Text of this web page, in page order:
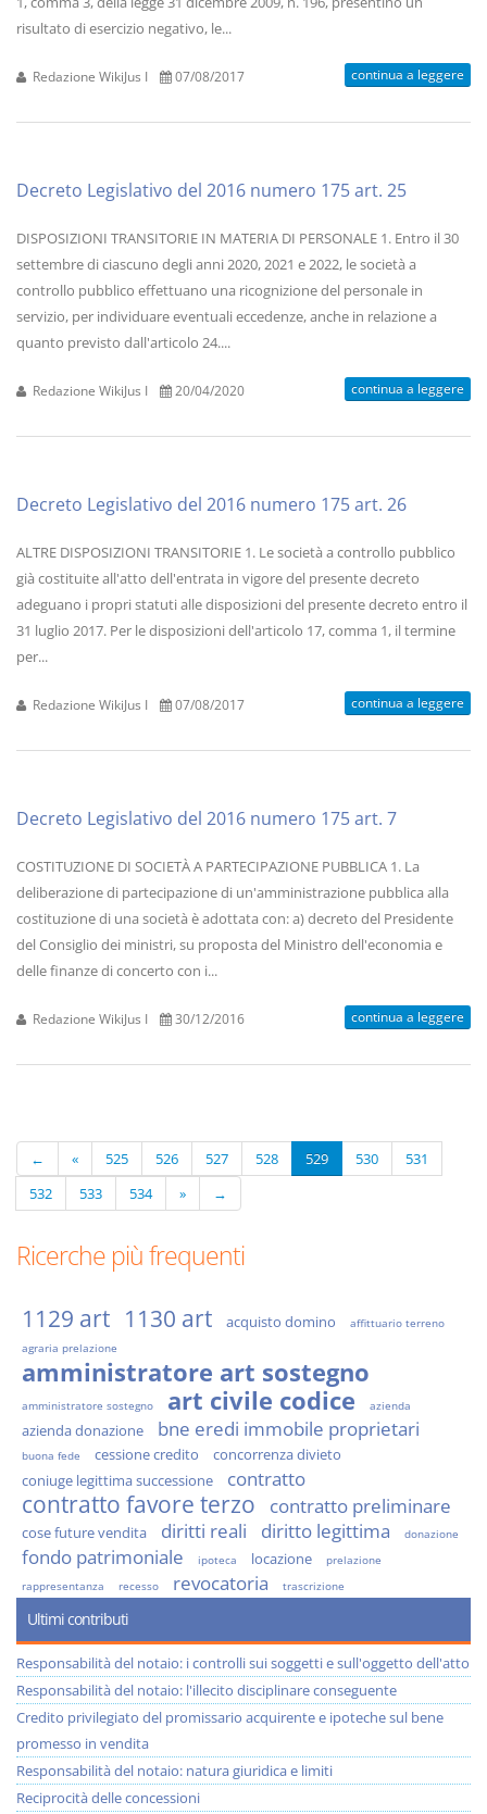
risultato di esercizio negativo, le...
Redazione WikiJus I 07/08/2017 continua a leggere
Decreto Legislativo del 2016 numero 175 art. 25
DISPOSIZIONI TRANSITORIE IN MATERIA DI PERSONALE 1. Entro il 30
settembre di ciascuno degli anni 2020, 2021 e 2022, le società a
controllo pubblico effettuano una ricognizione del personale in
servizio, per individuare eventuali eccedenze, anche in relazione a
quanto previsto dall'articolo 24....
Redazione WikiJus I 20/04/2020 continua a leggere
Decreto Legislativo del 2016 numero 175 art. 26
ALTRE DISPOSIZIONI TRANSITORIE 1. Le società a controllo pubblico
già costituite all'atto dell'entrata in vigore del presente decreto
adeguano i propri statuti alle disposizioni del presente decreto entro il
31 luglio 2017. Per le disposizioni dell'articolo 17, comma 1, il termine
per...
Redazione WikiJus I 07/08/2017 continua a leggere
Decreto Legislativo del 2016 numero 175 art. 7
COSTITUZIONE DI SOCIETÀ A PARTECIPAZIONE PUBBLICA 1. La
deliberazione di partecipazione di un'amministrazione pubblica alla
costituzione di una società è adottata con: a) decreto del Presidente
del Consiglio dei ministri, su proposta del Ministro dell'economia e
delle finanze di concerto con i...
Redazione WikiJus I 30/12/2016 continua a leggere
← « 525 526 527 528 529 530
531
532
533 534 » →
Ricerche più frequenti
1129 art 1130 art acquisto domino
affittuario terreno
agraria prelazione
amministratore art sostegno
amministratore sostegno art civile codice azienda
azienda donazione bne eredi immobile proprietari
buona fede cessione credito
concorrenza divieto
coniuge legittima successione
contratto
contratto favore terzo contratto preliminare
cose future vendita diritti reali diritto legittima donazione
fondo patrimoniale ipoteca locazione
prelazione
rappresentanza
recesso revocatoria trascrizione
Ultimi contributi
Responsabilità del notaio: i controlli sui soggetti e sull'oggetto dell'atto
Responsabilità del notaio: l'illecito disciplinare conseguente
Credito privilegiato del promissario acquirente e ipoteche sul bene
promesso in vendita
Responsabilità del notaio: natura giuridica e limiti
Reciprocità delle concessioni